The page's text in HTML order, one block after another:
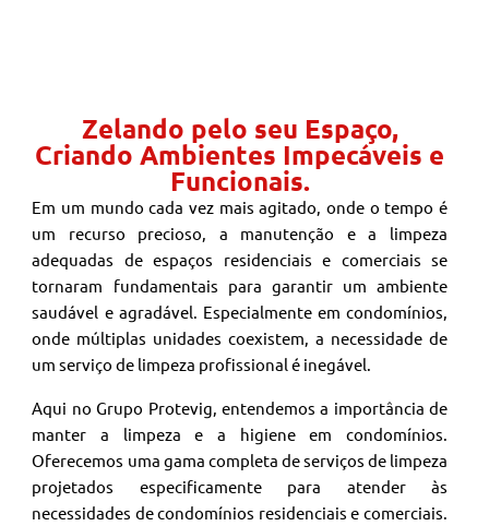
Zelando pelo seu Espaço,
Criando Ambientes Impecáveis e
Funcionais.
Em um mundo cada vez mais agitado, onde o tempo é
um recurso precioso, a manutenção e a limpeza
adequadas de espaços residenciais e comerciais se
tornaram fundamentais para garantir um ambiente
saudável e agradável. Especialmente em condomínios,
onde múltiplas unidades coexistem, a necessidade de
um serviço de limpeza profissional é inegável.
Aqui no Grupo Protevig, entendemos a importância de
manter a limpeza e a higiene em condomínios.
Oferecemos uma gama completa de serviços de limpeza
projetados especificamente para atender às
necessidades de condomínios residenciais e comerciais.